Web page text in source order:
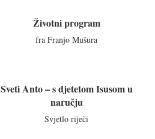
Životni program
fra Franjo Mušura
Sveti Anto – s djetetom Isusom u
naručju
Svjetlo riječi